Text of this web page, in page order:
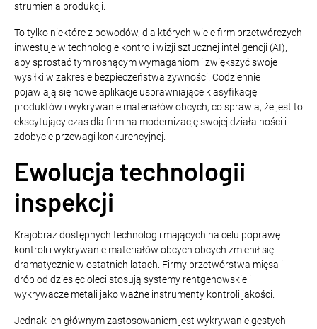
strumienia produkcji.
To tylko niektóre z powodów, dla których wiele firm przetwórczych
inwestuje w technologie kontroli wizji sztucznej inteligencji (AI),
aby sprostać tym rosnącym wymaganiom i zwiększyć swoje
wysiłki w zakresie bezpieczeństwa żywności. Codziennie
pojawiają się nowe aplikacje usprawniające klasyfikację
produktów i wykrywanie materiałów obcych, co sprawia, że jest to
ekscytujący czas dla firm na modernizację swojej działalności i
zdobycie przewagi konkurencyjnej.
Ewolucja technologii
inspekcji
Krajobraz dostępnych technologii mających na celu poprawę
kontroli i wykrywanie materiałów obcych obcych zmienił się
dramatycznie w ostatnich latach. Firmy przetwórstwa mięsa i
drób od dziesięcioleci stosują systemy rentgenowskie i
wykrywacze metali jako ważne instrumenty kontroli jakości.
Jednak ich głównym zastosowaniem jest wykrywanie gęstych